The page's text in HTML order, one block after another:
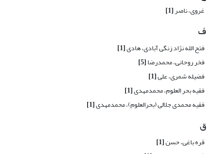
غروی، ناصر[1]
ف
فتح الله نژاد زنگی آبادی، هادی[1]
فخر روحانی، محمدرضا[5]
فضیله شمری، علی[1]
فقیه بحر العلوم، محمدمهدی[1]
فقیه محمدی جلالی (بحرالعلوم)، محمدمهدی[1]
ق
قره باغی، حسن[1]